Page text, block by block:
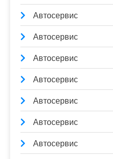
Автосервис
Автосервис
Автосервис
Автосервис
Автосервис
Автосервис
Автосервис